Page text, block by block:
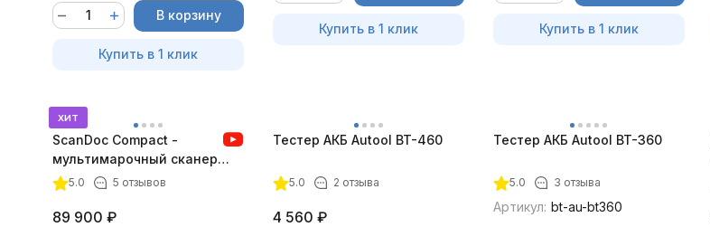
В корзину
Купить в 1 клик
Купить в 1 клик Купить в 1 клик
хит
ScanDoc Compact -
мультимарочный сканер
(Полный)
5.0 5 отзывов
89 900 ₽
Тестер АКБ Autool BT-460
5.0 2 отзыва
4 560 ₽
Тестер АКБ Autool BT-360
5.0 3 отзыва
Артикул: bt-au-bt360